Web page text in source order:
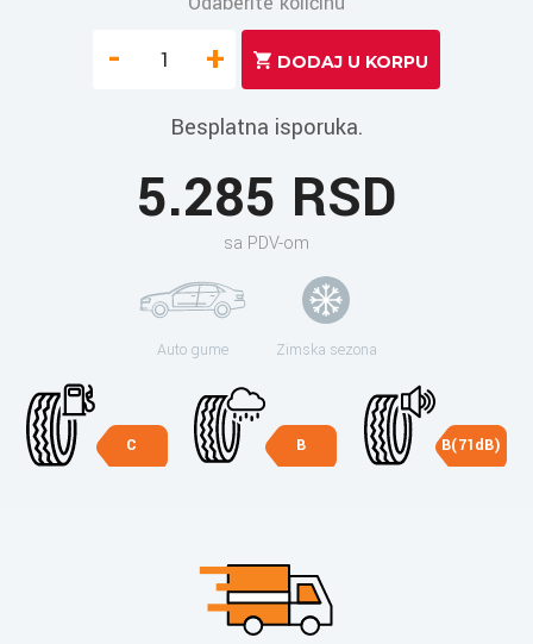
- +
Besplatna isporuka.
5.285 RSD
sa PDV-om
Auto gume Zimska sezona
C B B(71dB)